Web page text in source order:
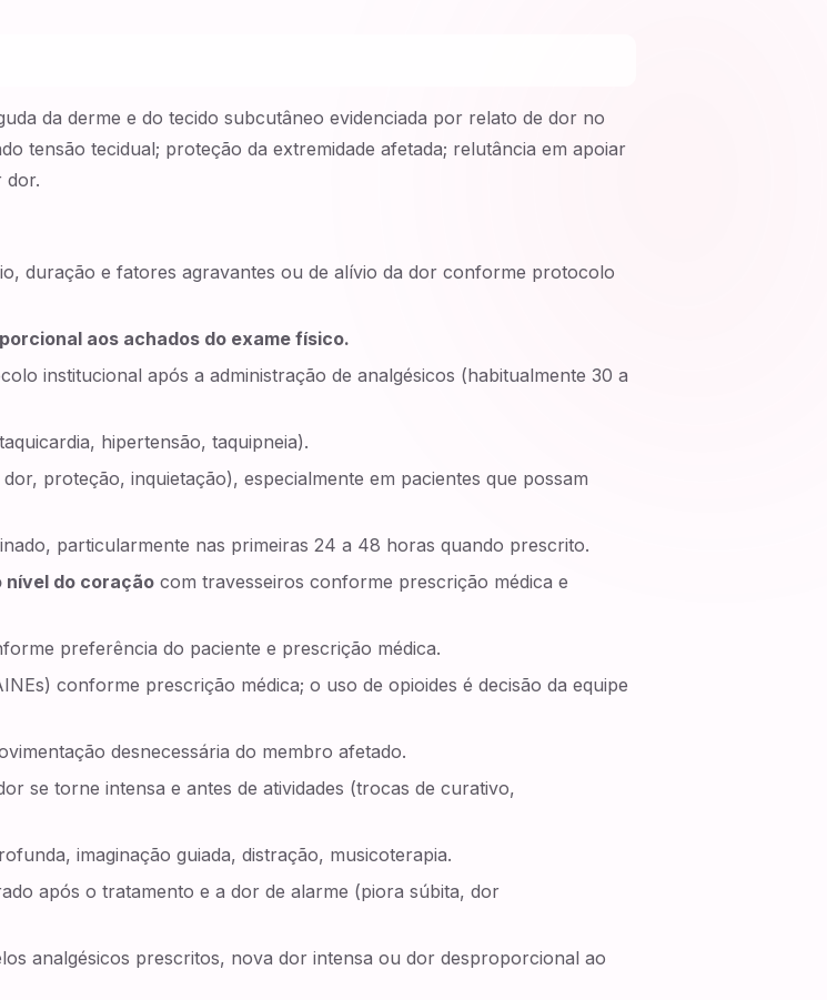
da derme e do tecido subcutâneo evidenciada por relato de dor no
tensão tecidual; proteção da extremidade afetada; relutância em apoiar
dor.
duração e fatores agravantes ou de alívio da dor conforme protocolo
aos achados do exame físico.
institucional após a administração de analgésicos (habitualmente 30 a
hipertensão, taquipneia).
proteção, inquietação), especialmente em pacientes que possam
particularmente nas primeiras 24 a 48 horas quando prescrito.
nível do coração com travesseiros conforme prescrição médica e
preferência do paciente e prescrição médica.
conforme prescrição médica; o uso de opioides é decisão da equipe
desnecessária do membro afetado.
se torne intensa e antes de atividades (trocas de curativo,
imaginação guiada, distração, musicoterapia.
após o tratamento e a dor de alarme (piora súbita, dor
analgésicos prescritos, nova dor intensa ou dor desproporcional ao